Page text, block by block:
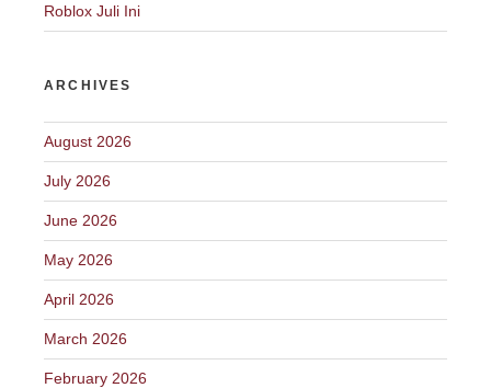
Roblox Juli Ini
ARCHIVES
August 2026
July 2026
June 2026
May 2026
April 2026
March 2026
February 2026